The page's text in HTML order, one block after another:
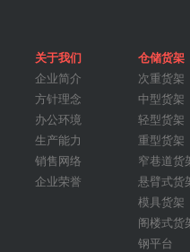
关于我们
企业简介
方针理念
办公环境
生产能力
销售网络
企业荣誉
仓储货架
次重货架
中型货架
轻型货架
重型货架
窄巷道货
悬臂式货
模具货架
阁楼式货
钢平台